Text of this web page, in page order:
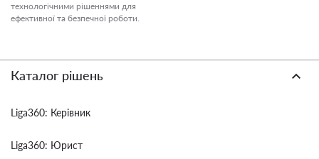
технологічними рішеннями для
ефективної та безпечної роботи.
Каталог рішень
Liga360: Керівник
Liga360: Юрист